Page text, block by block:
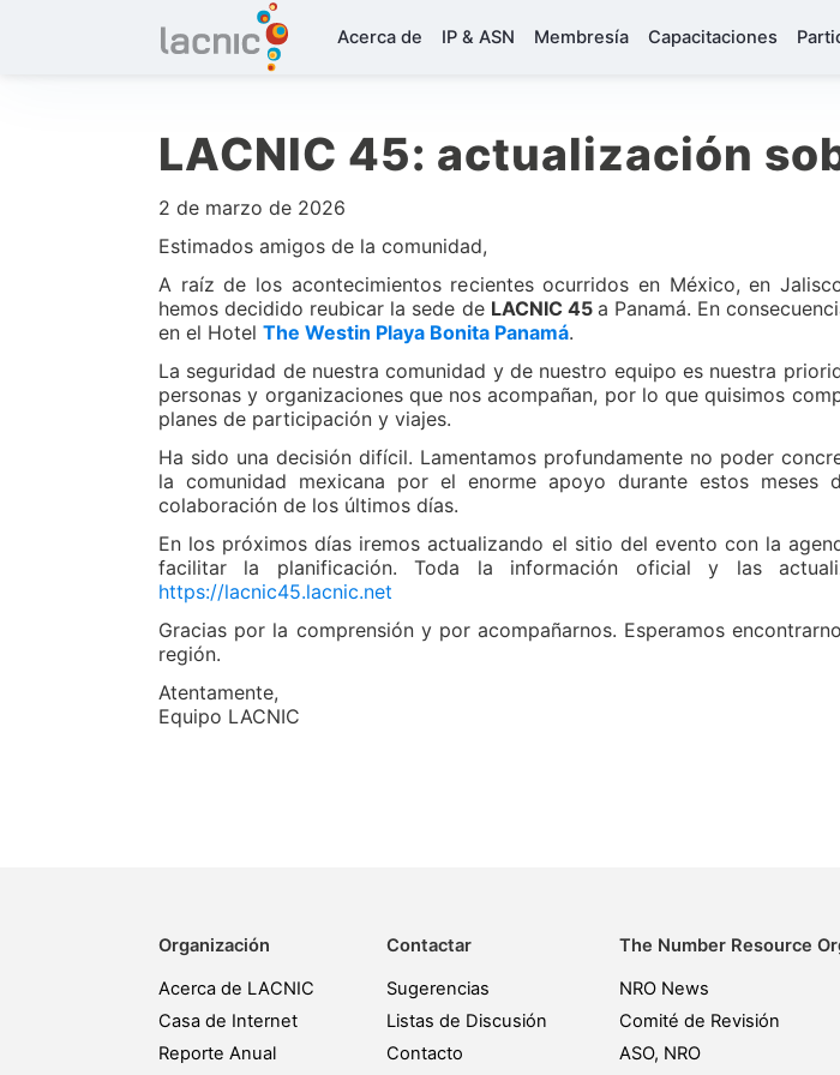
Acerca de IP & ASN Membresía Capacitaciones
LACNIC 45: actualización
2 de marzo de 2026
Estimados amigos de la comunidad,
A raíz de los acontecimientos recientes ocurridos en México, en
hemos decidido reubicar la sede de LACNIC 45 a Panamá. En
en el Hotel The Westin Playa Bonita Panamá.
La seguridad de nuestra comunidad y de nuestro equipo es nuestra
personas y organizaciones que nos acompañan, por lo que quisimos
planes de participación y viajes.
Ha sido una decisión difícil. Lamentamos profundamente no poder
la comunidad mexicana por el enorme apoyo durante estos
colaboración de los últimos días.
En los próximos días iremos actualizando el sitio del evento con la
facilitar la planificación. Toda la información oficial y las
https://lacnic45.lacnic.net
Gracias por la comprensión y por acompañarnos. Esperamos
región.
Atentamente,
Equipo LACNIC
Organización
Acerca de LACNIC
Casa de Internet
Reporte Anual
Contactar
Sugerencias
Listas de Discusión
Contacto
The Number Resource
NRO News
Comité de Revisión
ASO, NRO